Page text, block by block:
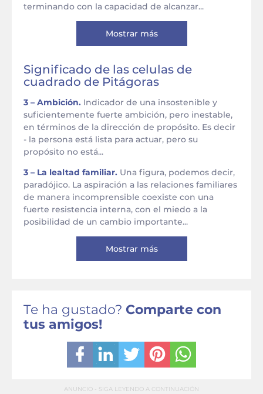
terminando con la capacidad de alcanzar...
Mostrar más
Significado de las celulas de
cuadrado de Pitágoras
3 – Ambición. Indicador de una insostenible y
suficientemente fuerte ambición, pero inestable,
en términos de la dirección de propósito. Es decir
- la persona está lista para actuar, pero su
propósito no está...
3 – La lealtad familiar. Una figura, podemos decir,
paradójico. La aspiración a las relaciones familiares
de manera incomprensible coexiste con una
fuerte resistencia interna, con el miedo a la
posibilidad de un cambio importante...
Mostrar más
Te ha gustado? Comparte con
tus amigos!
ANUNCIO - SIGA LEYENDO A CONTINUACIÓN